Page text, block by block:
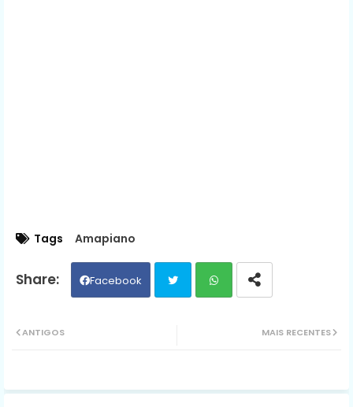
Tags Amapiano
Facebook
ap
MAIS RECENTES
ANTIGOS